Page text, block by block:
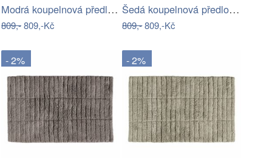
Modrá koupelnová předložka 80x50 cm…
809,-809,-Kč
Šedá koupelnová předložka 80x50 cm…
809,-809,-Kč
- 2% - 2%